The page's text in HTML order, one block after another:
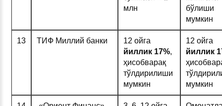
млн
бўлиши
мумкин
13 ТИФ Миллий банки
12 ойга
йиллик 17%,
ҳисобварақ
тўлдирилиши
мумкин
12 ойга
йиллик
мумкин